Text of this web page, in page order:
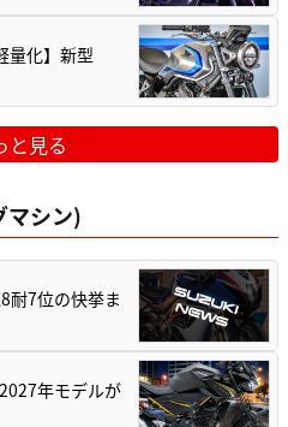
量化】新型
と見る
マシン)
耐7位の快挙ま
年モデルが